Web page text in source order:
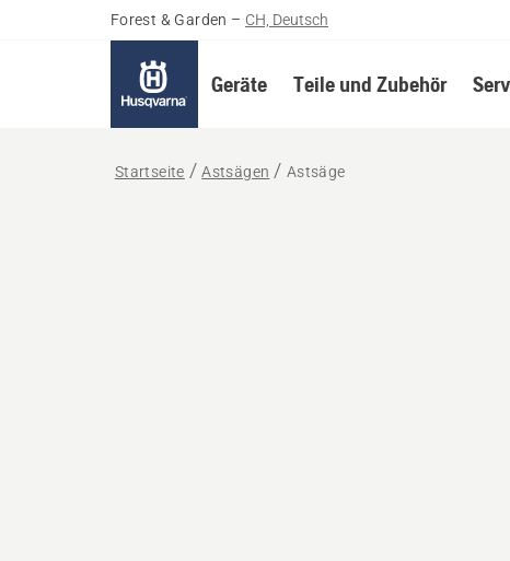
Forest & Garden – CH, Deutsch
Geräte Teile und Zubehör
Startseite Astsägen Astsäge